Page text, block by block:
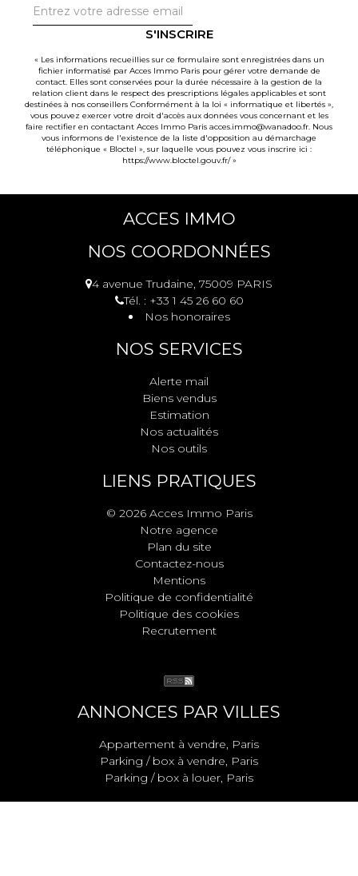
S'INSCRIRE
« Les informations recueillies sur ce formulaire sont enregistrées dans un
fichier informatisé par Acces Immo Paris pour gérer votre demande de
contact. Elles sont conservées pour la durée nécessaire à la gestion de la
relation client dans le respect des prescriptions légales applicables et sont
destinées à nos conseillers Conformément à la loi « informatique et libertés »,
vous pouvez exercer votre droit d'accès aux données vous concernant et les
faire rectifier en contactant Acces Immo Paris acces.immo@wanadoo.fr. Nous
vous informons de l'existence de la liste d'opposition au démarchage
téléphonique « Bloctel », sur laquelle vous pouvez vous inscrire ici :
https://www.bloctel.gouv.fr/»
ACCES IMMO
NOS COORDONNÉES
4 avenue Trudaine, 75009 PARIS
Tél. : +33 1 45 26 60 60
Nos honoraires
NOS SERVICES
Alerte mail
Biens vendus
Estimation
Nos actualités
Nos outils
LIENS PRATIQUES
© 2026 Acces Immo Paris
Notre agence
Plan du site
Contactez-nous
Mentions
Politique de confidentialité
Politique des cookies
Recrutement
ANNONCES PAR VILLES
Appartement à vendre, Paris
Parking / box à vendre, Paris
Parking / box à louer, Paris